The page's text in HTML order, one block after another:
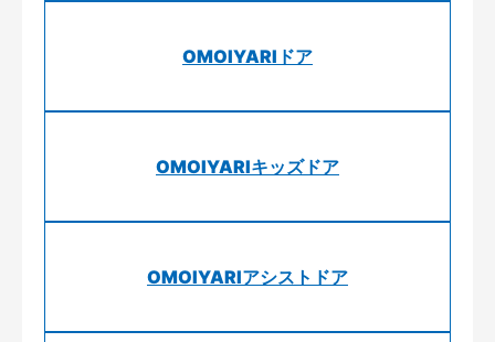
OMOIYARIドア
OMOIYARIキッズドア
OMOIYARIアシストドア